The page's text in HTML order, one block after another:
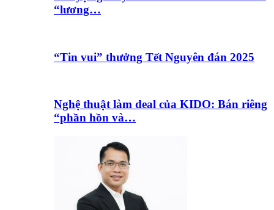
“lương…
“Tin vui” thưởng Tết Nguyên đán 2025
Nghệ thuật làm deal của KIDO: Bán riêng
“phần hồn và…